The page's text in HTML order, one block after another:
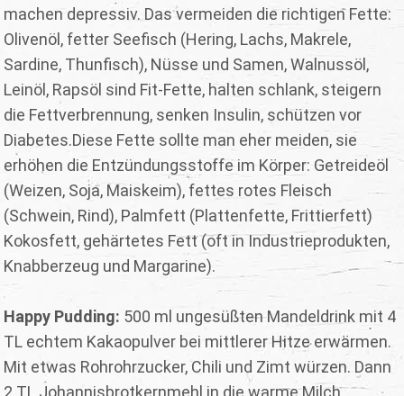
machen depressiv. Das vermeiden die richtigen Fette:
Olivenöl, fetter Seefisch (Hering, Lachs, Makrele,
Sardine, Thunfisch), Nüsse und Samen, Walnussöl,
Leinöl, Rapsöl sind Fit-Fette, halten schlank, steigern
die Fettverbrennung, senken Insulin, schützen vor
Diabetes.Diese Fette sollte man eher meiden, sie
erhöhen die Entzündungsstoffe im Körper: Getreideöl
(Weizen, Soja, Maiskeim), fettes rotes Fleisch
(Schwein, Rind), Palmfett (Plattenfette, Frittierfett)
Kokosfett, gehärtetes Fett (oft in Industrieprodukten,
Knabberzeug und Margarine).
Happy Pudding: 500 ml ungesüßten Mandeldrink mit 4
TL echtem Kakaopulver bei mittlerer Hitze erwärmen.
Mit etwas Rohrohrzucker, Chili und Zimt würzen. Dann